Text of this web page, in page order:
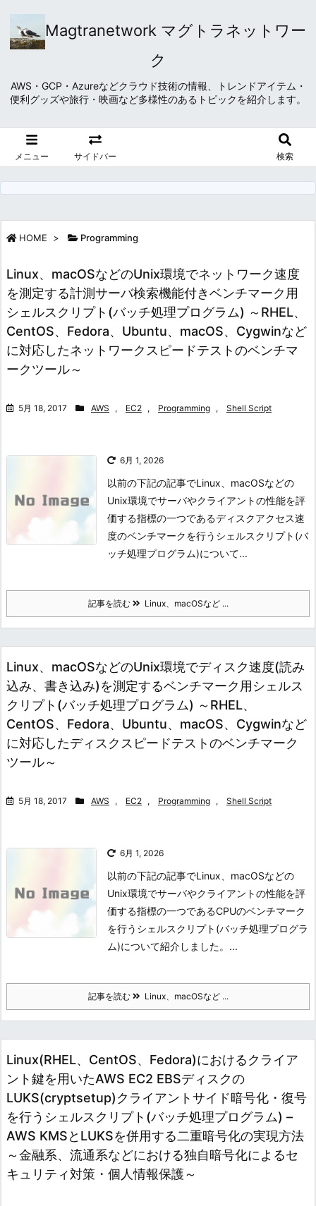
Magtranetwork マグトラネットワー
ク
AWS・GCP・Azureなどクラウド技術の情報、トレンドアイテム・
便利グッズや旅行・映画など多様性のあるトピックを紹介します。
メニュー サイドバー 検索
HOME > Programming
Linux、macOSなどのUnix環境でネットワーク速度
を測定する計測サーバ検索機能付きベンチマーク用
シェルスクリプト(バッチ処理プログラム) ～RHEL、
CentOS、Fedora、Ubuntu、macOS、Cygwinなど
に対応したネットワークスピードテストのベンチマ
ークツール～
5月 18, 2017 AWS , EC2 , Programming , Shell Script
6月 1, 2026
以前の下記の記事でLinux、macOSなどの
Unix環境でサーバやクライアントの性能を評
価する指標の一つであるディスクアクセス速
度のベンチマークを行うシェルスクリプト(バ
ッチ処理プログラム)について...
記事を読む Linux、macOSなど ...
Linux、macOSなどのUnix環境でディスク速度(読み
込み、書き込み)を測定するベンチマーク用シェルス
クリプト(バッチ処理プログラム) ～RHEL、
CentOS、Fedora、Ubuntu、macOS、Cygwinなど
に対応したディスクスピードテストのベンチマーク
ツール～
5月 18, 2017 AWS , EC2 , Programming , Shell Script
6月 1, 2026
以前の下記の記事でLinux、macOSなどの
Unix環境でサーバやクライアントの性能を評
価する指標の一つであるCPUのベンチマーク
を行うシェルスクリプト(バッチ処理プログラ
ム)について紹介しました。...
記事を読む Linux、macOSなど ...
Linux(RHEL、CentOS、Fedora)におけるクライア
ント鍵を用いたAWS EC2 EBSディスクの
LUKS(cryptsetup)クライアントサイド暗号化・復号
を行うシェルスクリプト(バッチ処理プログラム) –
AWS KMSとLUKSを併用する二重暗号化の実現方法
～金融系、流通系などにおける独自暗号化によるセ
キュリティ対策・個人情報保護～